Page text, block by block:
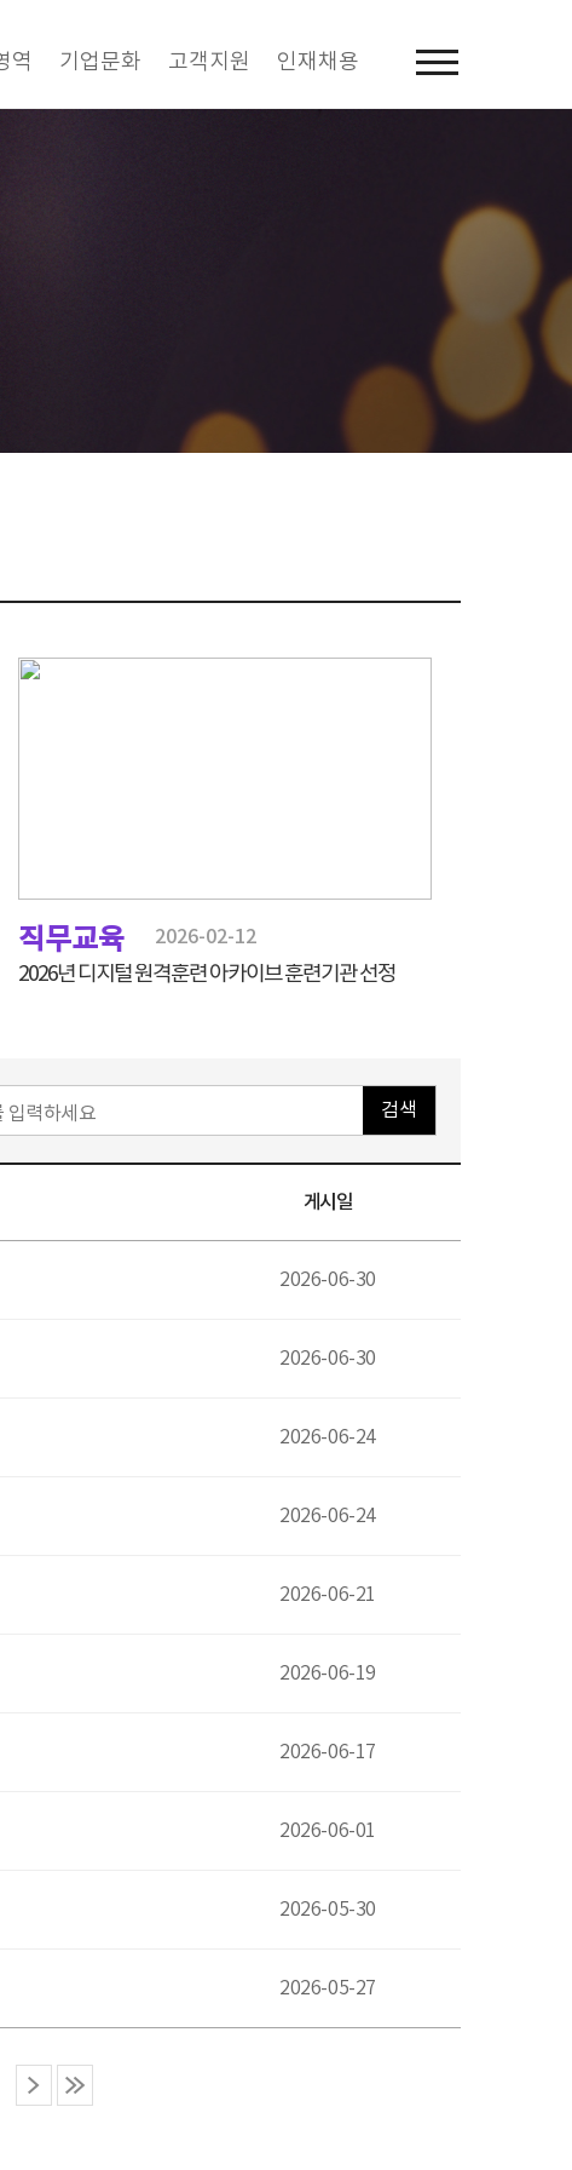
역 기업문화 고객지원 인재채용
직무교육 2026-02-12
2026년 디지털 원격훈련 아카이브 훈련기관 선정
검색
게시일
2026-06-30
2026-06-30
2026-06-24
2026-06-24
2026-06-21
2026-06-19
2026-06-17
2026-06-01
2026-05-30
2026-05-27